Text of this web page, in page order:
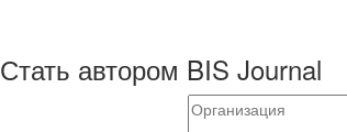
Стать автором BIS Journal